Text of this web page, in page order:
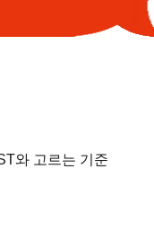
와 고르는 기준